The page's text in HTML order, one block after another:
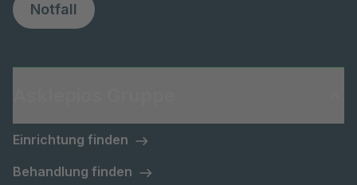
Notfall
Einrichtung finden
Behandlung finden